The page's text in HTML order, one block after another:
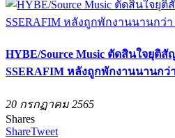
HYBE/Source Music ตัดสินใจยุติ
SSERAFIM หลังถูกพักงานนานกว่
20 กรกฏาคม 2565
Shares
ShareTweet